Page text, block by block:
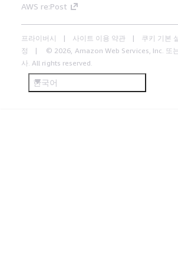
AWS re:Post
프라이버시 사이트 이용 약관
쿠키 기본
정
© 2026, Amazon Web Services, Inc. 또
사. All rights reserved.
한국어